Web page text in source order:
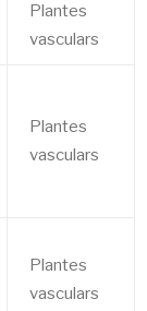
Plantes
vasculars
Plantes
vasculars
Plantes
vasculars